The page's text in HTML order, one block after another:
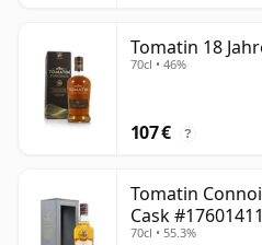
Tomatin 18
70cl • 46%
107 € ?
Tomatin
Cask
70cl • 55.3%